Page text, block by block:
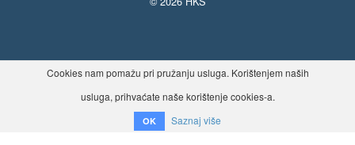
Cookies nam pomažu pri pružanju usluga. Korištenjem naših
usluga, prihvaćate naše korištenje cookies-a.
OK Saznaj više